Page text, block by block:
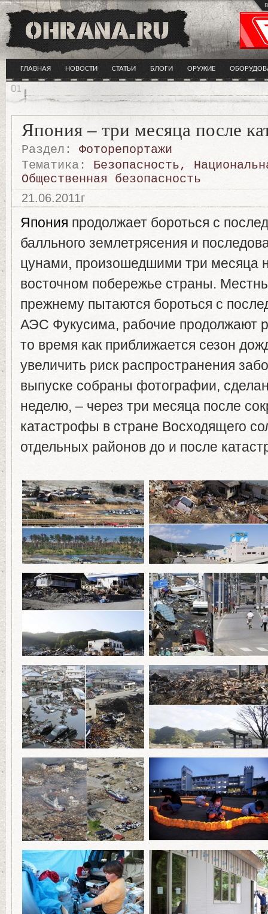
ГЛАВНАЯ НОВОСТИ СТАТЬИ БЛОГИ ОРУЖИЕ
Япония – три месяца после
Раздел:
Фоторепортажи
Тематика:
Безопасность,
Общественная безопасность
21.06.2011г
Япония продолжает бороться с
балльного землетрясения и
цунами, произошедшими три месяца
восточном побережье страны.
прежнему пытаются бороться с
АЭС Фукусима, рабочие продолжают
то время как приближается сезон
увеличить риск распространения
выпуске собраны фотографии,
неделю, – через три месяца после
катастрофы в стране Восходящего
отдельных районов до и после